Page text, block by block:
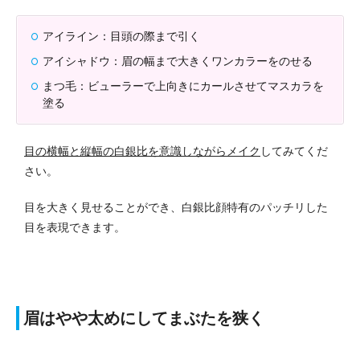
アイライン：目頭の際まで引く
アイシャドウ：眉の幅まで大きくワンカラーをのせる
まつ毛：ビューラーで上向きにカールさせてマスカラを
塗る
目の横幅と縦幅の白銀比を意識しながらメイク してみてくだ
さい。
目を大きく見せることができ、白銀比顔特有のパッチリした
目を表現できます。
眉はやや太めにしてまぶたを狭く